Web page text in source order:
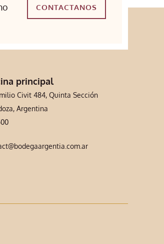
CONTACTANOS
principal
Civit 484, Quinta Sección
Argentina